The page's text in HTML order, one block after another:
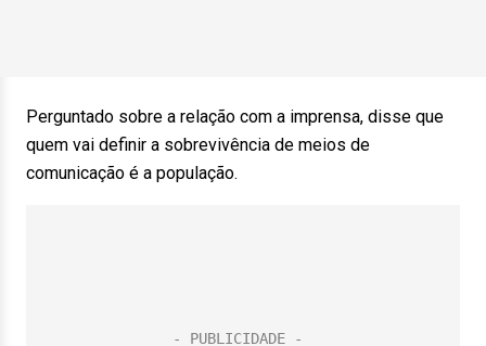
Perguntado sobre a relação com a imprensa, disse que
quem vai definir a sobrevivência de meios de
comunicação é a população.